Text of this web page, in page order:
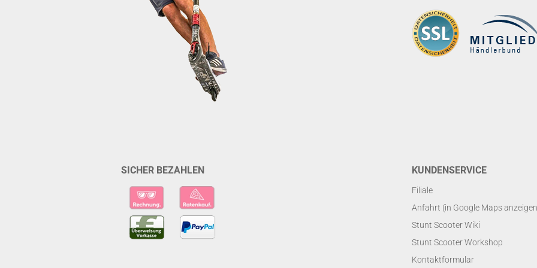
SICHER BEZAHLEN KUNDENSERVICE
Filiale
Anfahrt (in Google Maps
Stunt Scooter Wiki
Stunt Scooter Workshop
Kontaktformular